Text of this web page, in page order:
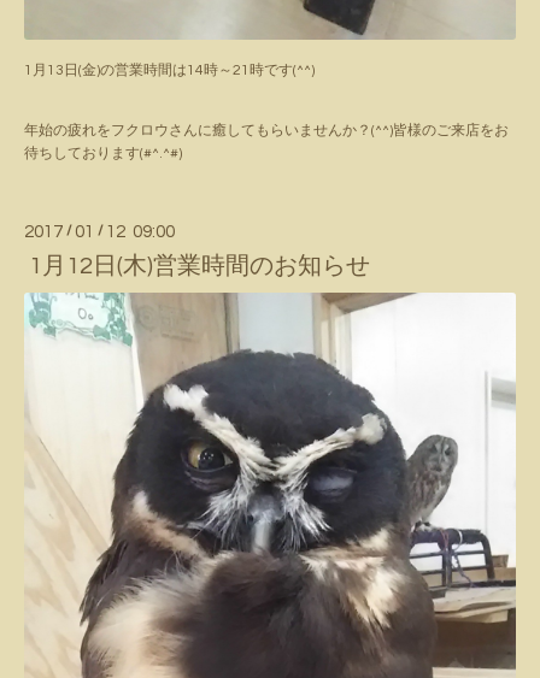
1月13日(金)の営業時間は14時～21時です(^^)
年始の疲れをフクロウさんに癒してもらいませんか？(^^)皆様のご来店をお
待ちしております(#^.^#)
2017 / 01 / 12 09:00
1月12日(木)営業時間のお知らせ